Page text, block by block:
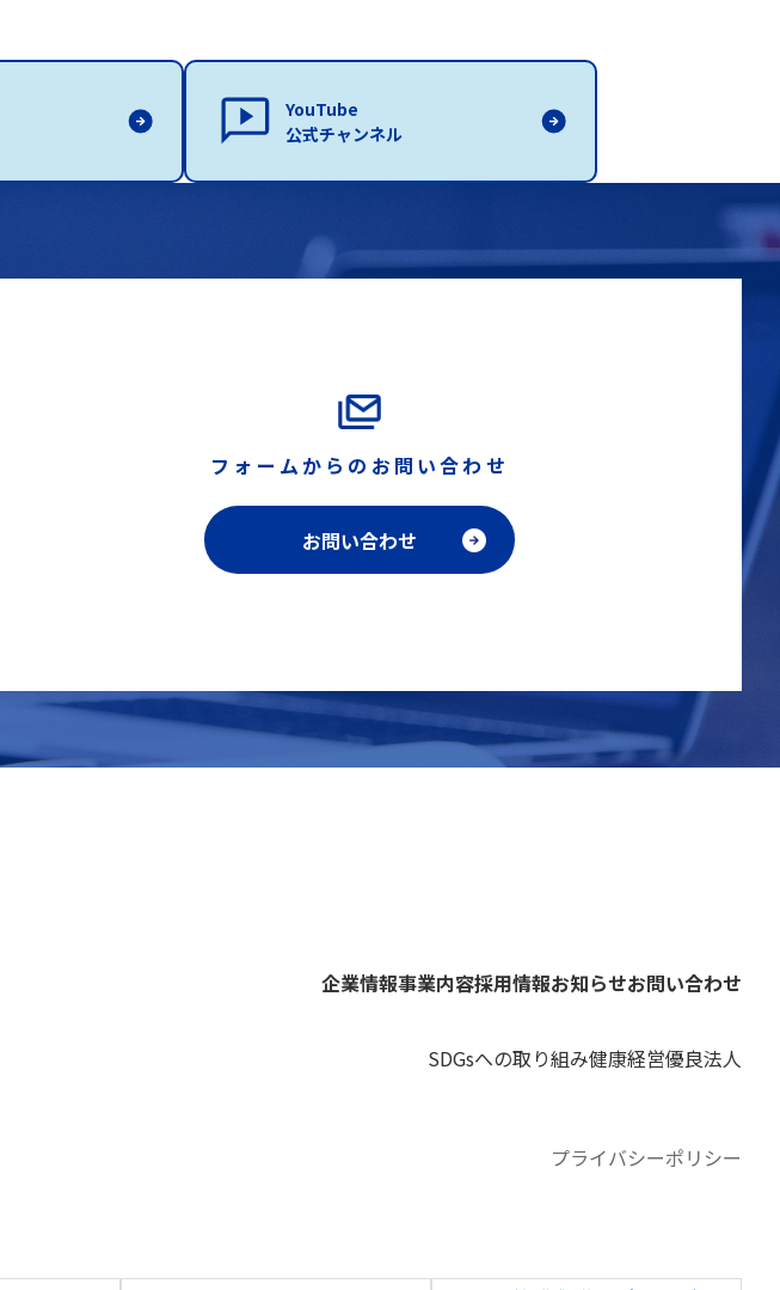
YouTube
公式チャンネル
フォームからのお問い合わせ
お問い合わせ
企業情報事業内容採用情報お知らせお問い合わせ
SDGsへの取り組み健康経営優良法人
プライバシーポリシー